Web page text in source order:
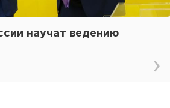
научат ведению